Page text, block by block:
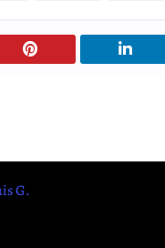
G.